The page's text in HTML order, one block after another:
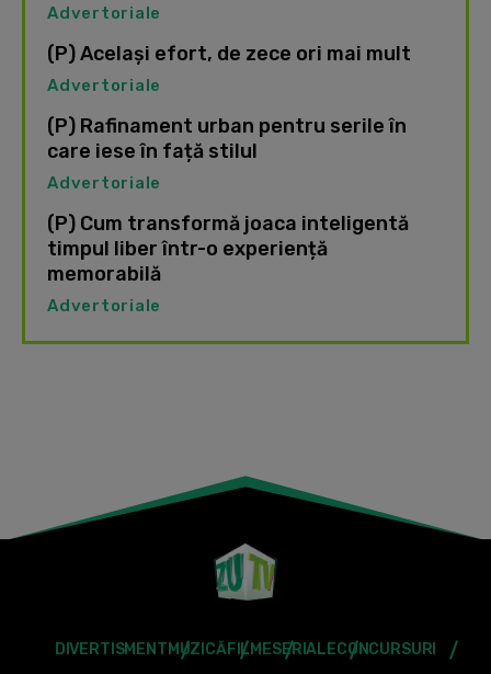
Advertoriale
(P) Același efort, de zece ori mai mult
Advertoriale
(P) Rafinament urban pentru serile în
care iese în față stilul
Advertoriale
(P) Cum transformă joaca inteligentă
timpul liber într-o experiență
memorabilă
Advertoriale
DIVERTISMENT MUZICĂFILMESERIALECONCURSURI